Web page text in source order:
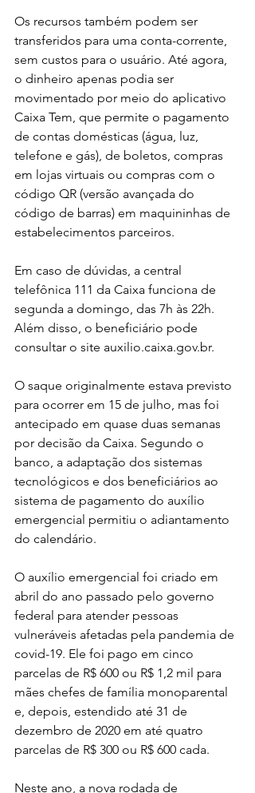
Os recursos também podem ser
transferidos para uma conta-corrente,
sem custos para o usuário. Até agora,
o dinheiro apenas podia ser
movimentado por meio do aplicativo
Caixa Tem, que permite o pagamento
de contas domésticas (água, luz,
telefone e gás), de boletos, compras
em lojas virtuais ou compras com o
código QR (versão avançada do
código de barras) em maquininhas de
estabelecimentos parceiros.
Em caso de dúvidas, a central
telefônica 111 da Caixa funciona de
segunda a domingo, das 7h às 22h.
Além disso, o beneficiário pode
consultar o site auxilio.caixa.gov.br.
O saque originalmente estava previsto
para ocorrer em 15 de julho, mas foi
antecipado em quase duas semanas
por decisão da Caixa. Segundo o
banco, a adaptação dos sistemas
tecnológicos e dos beneficiários ao
sistema de pagamento do auxílio
emergencial permitiu o adiantamento
do calendário.
O auxílio emergencial foi criado em
abril do ano passado pelo governo
federal para atender pessoas
vulneráveis afetadas pela pandemia de
covid-19. Ele foi pago em cinco
parcelas de R$ 600 ou R$ 1,2 mil para
mães chefes de família monoparental
e, depois, estendido até 31 de
dezembro de 2020 em até quatro
parcelas de R$ 300 ou R$ 600 cada.
Neste ano, a nova rodada de